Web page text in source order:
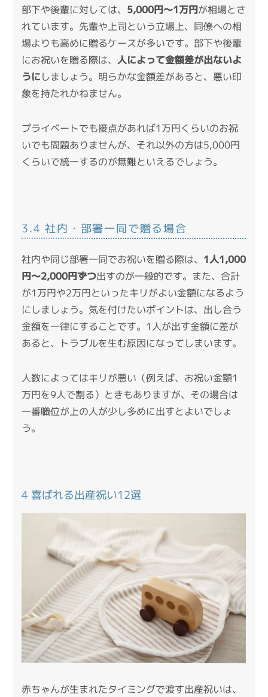
部下や後輩に対しては、 5,000円～1万円が相場とさ
れています。先輩や上司という立場上、同僚への相
場よりも高めに贈るケースが多いです。部下や後輩
にお祝いを贈る際は、人によって金額差が出ないよ
うにしましょう。明らかな金額差があると、悪い印
象を持たれかねません。
プライベートでも接点があれば1万円くらいのお祝
いでも問題ありませんが、それ以外の方は5,000円
くらいで統一するのが無難といえるでしょう。
3.4 社内・部署一同で贈る場合
社内や同じ部署一同でお祝いを贈る際は、 1人1,000
円～2,000円ずつ出すのが一般的です。また、合計
が1万円や2万円といったキリがよい金額になるよう
にしましょう。気を付けたいポイントは、出し合う
金額を一律にすることです。1人が出す金額に差が
あると、トラブルを生む原因になってしまいます。
人数によってはキリが悪い（例えば、お祝い金額1
万円を9人で割る）ときもありますが、その場合は
一番職位が上の人が少し多めに出すとよいでしょ
う。
4 喜ばれる出産祝い12選
赤ちゃんが生まれたタイミングで渡す出産祝いは、